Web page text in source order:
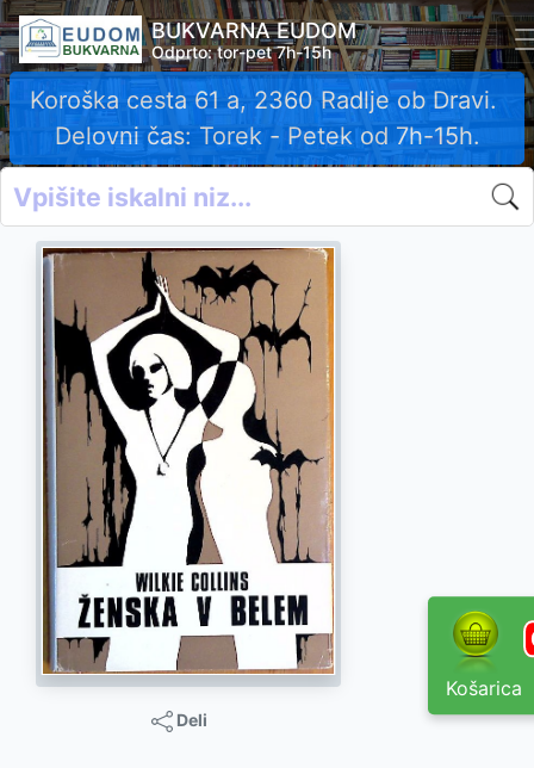
BUKVARNA EUDOM
Odprto: tor-pet 7h-15h
Koroška cesta 61 a, 2360 Radlje ob Dravi.
Delovni čas: Torek - Petek od 7h-15h.
Košarica
Deli